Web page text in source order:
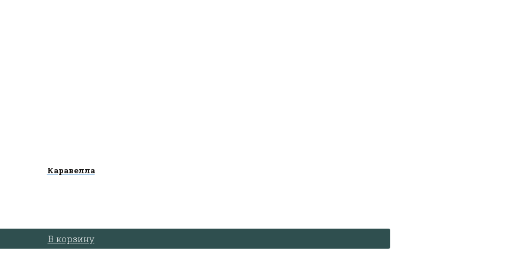
Каравелла
В корзину